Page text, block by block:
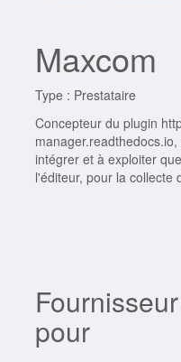
Maxcom
Type : Prestataire
Concepteur du plugin
intégrer et à exploiter
l'éditeur, pour la collecte
pour